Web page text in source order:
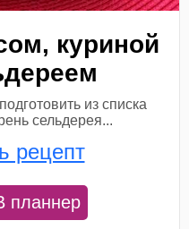
куриной
из списка
сельдерея...
рецепт
планнер